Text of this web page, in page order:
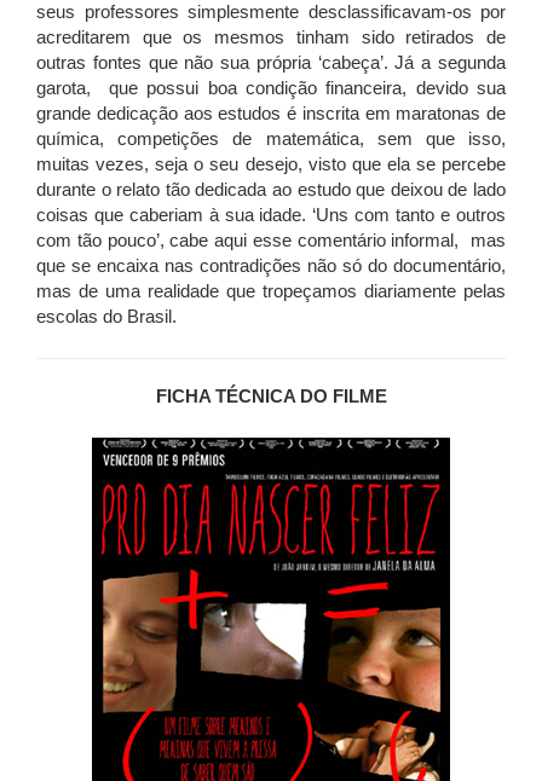
seus professores simplesmente desclassificavam-os por
acreditarem que os mesmos tinham sido retirados de
outras fontes que não sua própria ‘cabeça’. Já a segunda
garota, que possui boa condição financeira, devido sua
grande dedicação aos estudos é inscrita em maratonas de
química, competições de matemática, sem que isso,
muitas vezes, seja o seu desejo, visto que ela se percebe
durante o relato tão dedicada ao estudo que deixou de lado
coisas que caberiam à sua idade. ‘Uns com tanto e outros
com tão pouco’, cabe aqui esse comentário informal, mas
que se encaixa nas contradições não só do documentário,
mas de uma realidade que tropeçamos diariamente pelas
escolas do Brasil.
FICHA TÉCNICA DO FILME